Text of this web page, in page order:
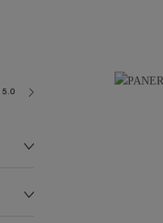
5.0 bar (~50.0 metres)